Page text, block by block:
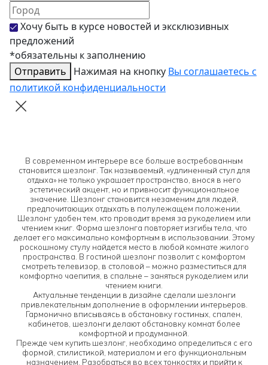
Хочу быть в курсе новостей и эксклюзивных
предложений
*обязательны к заполнению
Отправить
Нажимая на кнопку Вы соглашаетесь с
политикой конфиденциальности
В современном интерьере все больше востребованным
становится шезлонг. Так называемый, «удлиненный стул для
отдыха» не только украшает пространство, внося в него
эстетический акцент, но и привносит функциональное
значение. Шезлонг становится незаменим для людей,
предпочитающих отдыхать в полулежащем положении.
Шезлонг удобен тем, кто проводит время за рукоделием или
чтением книг. Форма шезлонга повторяет изгибы тела, что
делает его максимально комфортным в использовании. Этому
роскошному стулу найдется место в любой комнате жилого
пространства. В гостиной шезлонг позволит с комфортом
смотреть телевизор, в столовой – можно разместиться для
комфортно чаепития, в спальне – заняться рукоделием или
чтением книги.
Актуальные тенденции в дизайне сделали шезлонги
привлекательным дополнение в оформлении интерьеров.
Гармонично вписываясь в обстановку гостиных, спален,
кабинетов, шезлонги делают обстановку комнат более
комфортной и продуманной.
Прежде чем купить шезлонг, необходимо определиться с его
формой, стилистикой, материалом и его функциональным
назначением. Разобраться во всех тонкостях и прийти к